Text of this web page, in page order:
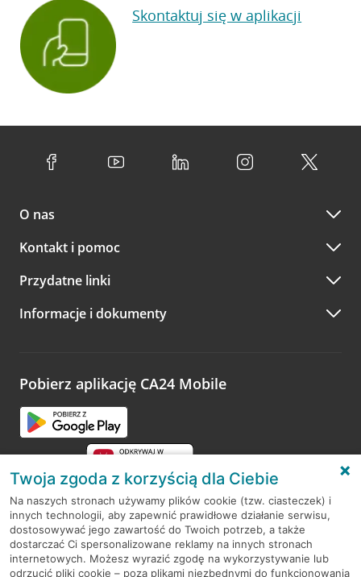
Skontaktuj się w aplikacji
O nas
Kontakt i pomoc
Przydatne linki
Informacje i dokumenty
Pobierz aplikację CA24 Mobile
RODO
Regulamin serwisu
Twoja zgoda z korzyścią dla Ciebie
Na naszych stronach używamy plików cookie (tzw. ciasteczek) i
innych technologii, aby zapewnić prawidłowe działanie serwisu,
dostosowywać jego zawartość do Twoich potrzeb, a także
dostarczać Ci spersonalizowane reklamy na innych stronach
internetowych. Możesz wyrazić zgodę na wykorzystywanie lub
odrzucić pliki cookie – poza plikami niezbędnymi do funkcjonowania